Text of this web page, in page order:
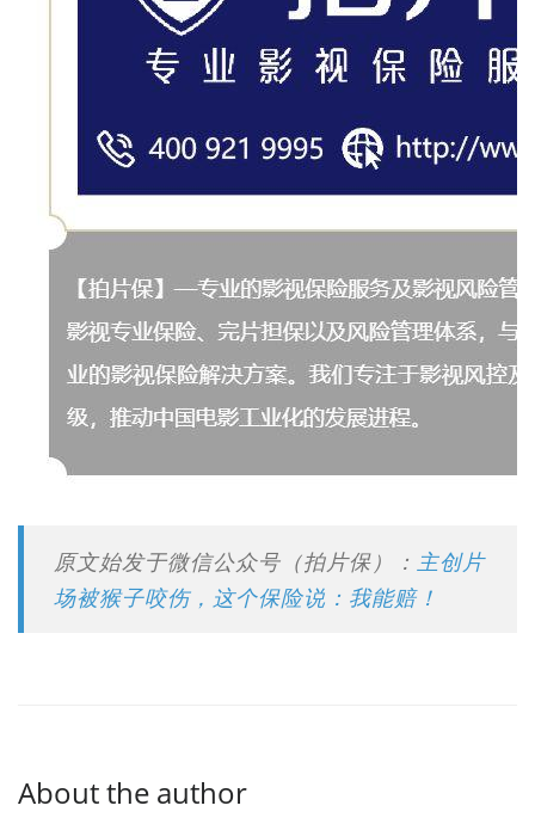
原文始发于微信公众号（拍片保）： 主创片
场被猴子咬伤，这个保险说：我能赔！
About the author